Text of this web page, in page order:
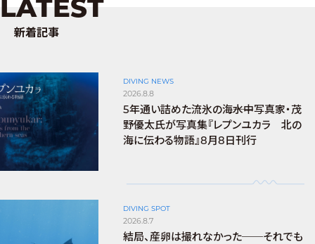
LATEST
新着記事
DIVING NEWS
2026.8.8
5年通い詰めた流氷の海――水中写真家・茂
野優太氏が写真集『レプンユカラ 北の
海に伝わる物語』8月8日刊行
DIVING SPOT
2026.8.7
結局、産卵は撮れなかった──それでも